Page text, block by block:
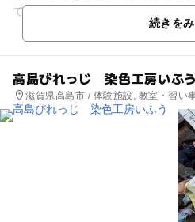
て、よちよち歩きのお子様でも安
場やオフロードバギー、キャ...
続きを
高島びれっじ 染色工房いふう
滋賀県高島市 / 体験施設, 教室・習い